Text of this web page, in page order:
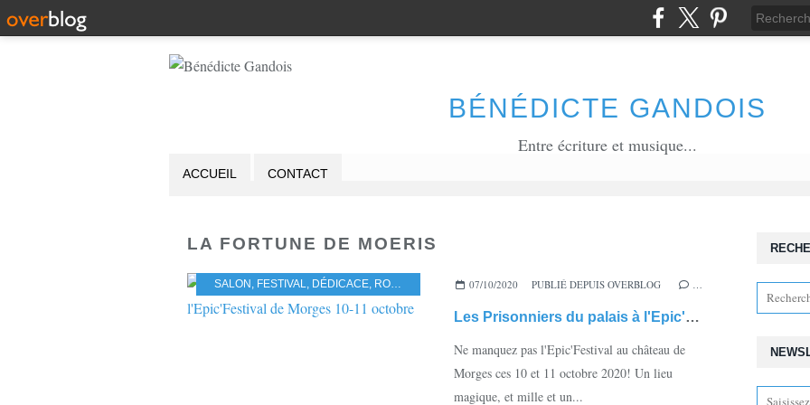
BÉNÉDICTE GANDOIS
Entre écriture et musique...
ACCUEIL CONTACT
LA FORTUNE DE MOERIS
SALON FESTIVAL DÉDICACE ROMAN HISTORIQUE ,ROMAN ,ÉPIQUE,EPIC'FESTIVAL, MORGES CHÂTEAU DE
07/10/2020 PUBLIÉ DEPUIS OVERBLOG
Les Prisonniers du palais à l'Epic'Festival de Morges 10-11 octobre
Ne manquez pas l'Epic'Festival au château de
Morges ces 10 et 11 octobre 2020! Un lieu
magique, et mille et un...